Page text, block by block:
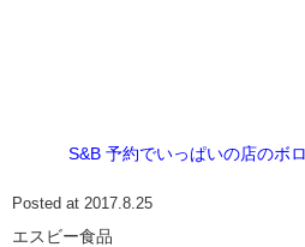
S&B 予約でいっぱいの店のボ
Posted at 2017.8.25
エスビー食品